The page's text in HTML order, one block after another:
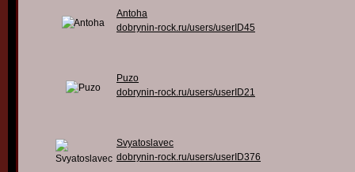
Antoha
dobrynin-rock.ru/users/userID45
Puzo
dobrynin-rock.ru/users/userID21
Svyatoslavec
dobrynin-rock.ru/users/userID376